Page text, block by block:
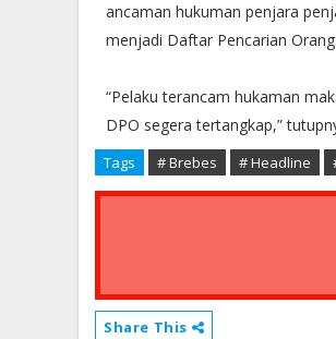
ancaman hukuman penjara
menjadi Daftar Pencarian
“Pelaku terancam hukaman
DPO segera tertangkap,”
Tags # Brebes # Headline
Share This